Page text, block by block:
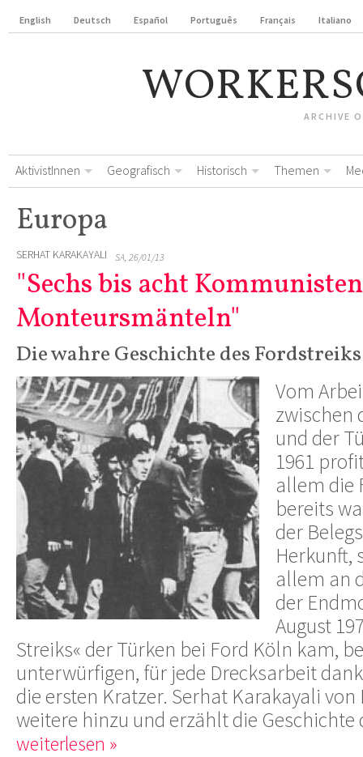
English Deutsch Español Português Français Italiano
ARCHIVE
AktivistInnen Geografisch Historisch Themen
Europa
SERHAT KARAKAYALI SA, 26/01/13
"Sechs bis acht
Monteursmänteln"
Die wahre Geschichte des
Vom
zwischen
und der
1961
allem die
bereits
der
Herkunft,
allem an
der
August
Streiks« der Türken bei Ford Köln kam,
unterwürfigen, für jede Drecksarbeit
die ersten Kratzer. Serhat Karakayali
weitere hinzu und erzählt die Geschichte
weiterlesen »